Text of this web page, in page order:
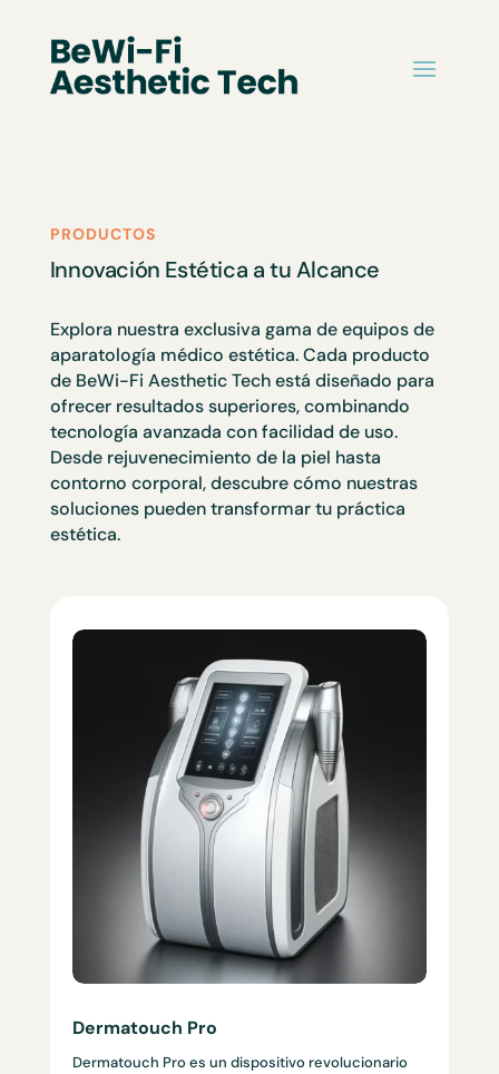
PRODUCTOS
Innovación Estética a tu Alcance
Explora nuestra exclusiva gama de equipos de
aparatología médico estética. Cada producto
de BeWi-Fi Aesthetic Tech está diseñado para
ofrecer resultados superiores, combinando
tecnología avanzada con facilidad de uso.
Desde rejuvenecimiento de la piel hasta
contorno corporal, descubre cómo nuestras
soluciones pueden transformar tu práctica
estética.
Dermatouch Pro
Dermatouch Pro es un dispositivo revolucionario